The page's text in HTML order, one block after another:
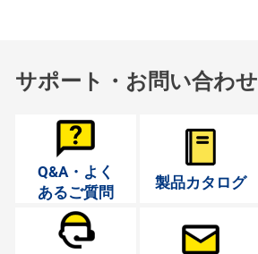
サポート・お問い合わせ
Q&A・よく
あるご質問
製品カタログ